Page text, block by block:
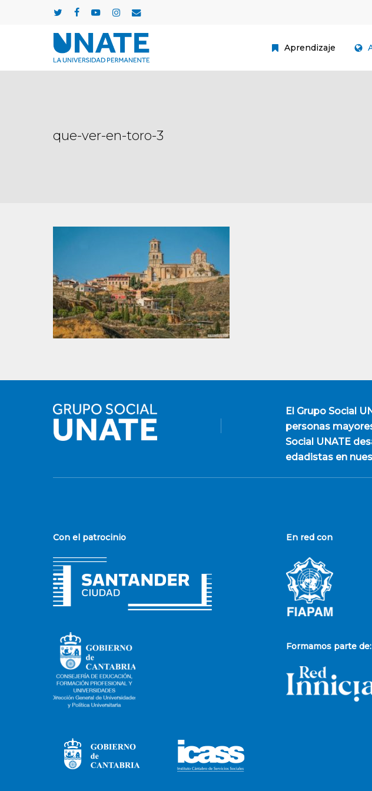
twitterfacebookyoutubeinstagram
email
Aprendizaje
que-ver-en-toro-3
El Grupo Social
personas
Social UNATE
edadistas en
Con el patrocinio En red con
Formamos parte de: